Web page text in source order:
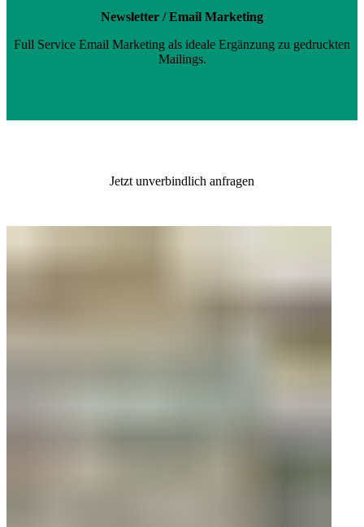
Newsletter / Email Marketing
Full Service Email Marketing als ideale Ergänzung zu gedruckten
Mailings.
Jetzt unverbindlich anfragen